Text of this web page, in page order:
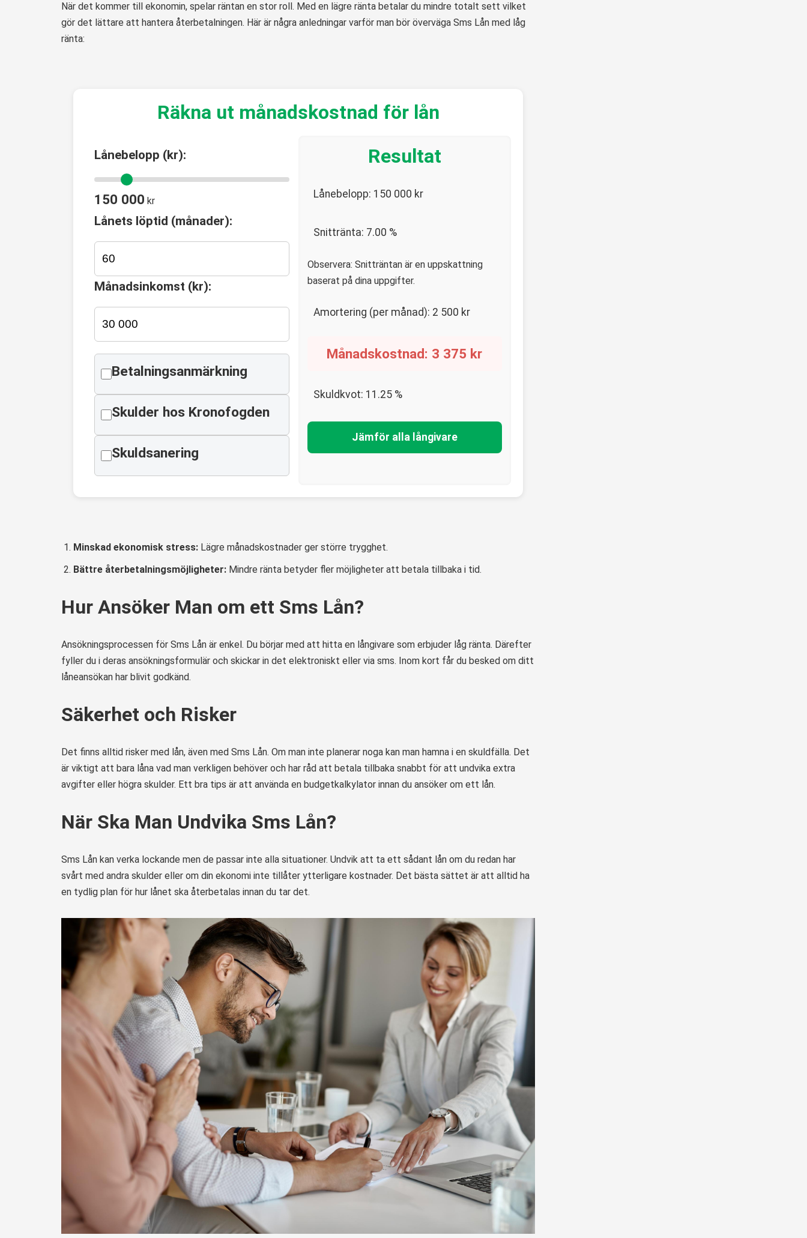
När det kommer till ekonomin, spelar räntan en stor roll. Med en lägre ränta betalar du mindre totalt sett vilket
gör det lättare att hantera återbetalningen. Här är några anledningar varför man bör överväga Sms Lån med låg
ränta:
Räkna ut månadskostnad för lån
Lånebelopp (kr):
150 000 kr
Lånets löptid (månader):
Månadsinkomst (kr):
Betalningsanmärkning
Skulder hos Kronofogden
Skuldsanering
Resultat
Lånebelopp: 150 000 kr
Snittränta: 7.00 %
Observera: Snitträntan är en uppskattning
baserat på dina uppgifter.
Amortering (per månad): 2 500 kr
Månadskostnad: 3 375 kr
Skuldkvot: 11.25%
Jämför alla långivare
Minskad ekonomisk stress: Lägre månadskostnader ger större trygghet.
Bättre återbetalningsmöjligheter: Mindre ränta betyder fler möjligheter att betala tillbaka i tid.
Hur Ansöker Man om ett Sms Lån?
Ansökningsprocessen för Sms Lån är enkel. Du börjar med att hitta en långivare som erbjuder låg ränta. Därefter
fyller du i deras ansökningsformulär och skickar in det elektroniskt eller via sms. Inom kort får du besked om ditt
låneansökan har blivit godkänd.
Säkerhet och Risker
Det finns alltid risker med lån, även med Sms Lån. Om man inte planerar noga kan man hamna i en skuldfälla. Det
är viktigt att bara låna vad man verkligen behöver och har råd att betala tillbaka snabbt för att undvika extra
avgifter eller högra skulder. Ett bra tips är att använda en budgetkalkylator innan du ansöker om ett lån.
När Ska Man Undvika Sms Lån?
Sms Lån kan verka lockande men de passar inte alla situationer. Undvik att ta ett sådant lån om du redan har
svårt med andra skulder eller om din ekonomi inte tillåter ytterligare kostnader. Det bästa sättet är att alltid ha
en tydlig plan för hur lånet ska återbetalas innan du tar det.